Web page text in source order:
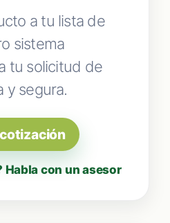
a tu lista de
sistema
tu solicitud de
y segura.
Habla con un asesor